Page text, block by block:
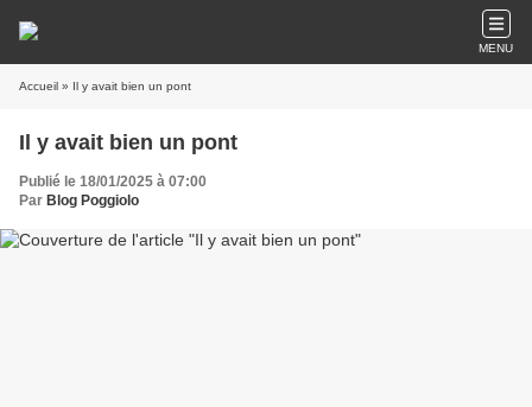
MENU
Accueil » Il y avait bien un pont
Il y avait bien un pont
Publié le 18/01/2025 à 07:00
Par Blog Poggiolo